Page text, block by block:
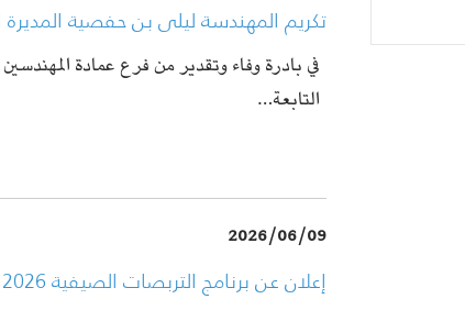
تكريم المهندسة ليلى بن حفصية
في بادرة وفاء وتقدير من فرع عمادة المهندسين
التابعة…
2026/06/09
إعلان عن برنامج التربصات الصيفية 2026 لعمادة المهندسين التونسيين